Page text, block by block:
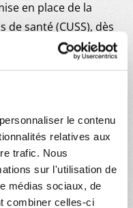
le contenu
relatives aux
trafic. Nous
sur l'utilisation de
médias sociaux, de
combiner celles-ci
en place de la
santé (CUSS), dès
à ne pas pouvoir
de MdM ont
offre médicale
du programme
pour des
malades, la mise en
du premier rapport